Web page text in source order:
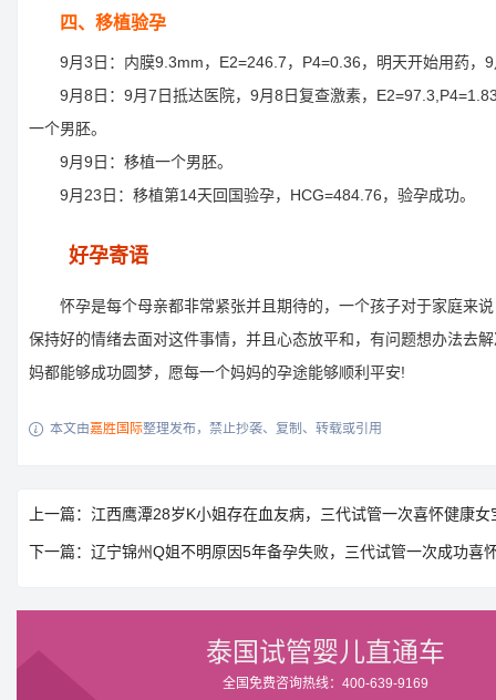
四、移植验孕
9月3日：内膜9.3mm，E2=246.7，P4=0.36，明天开始用药，9
9月8日：9月7日抵达医院，9月8日复查激素，
一个男胚。
9月9日：移植一个男胚。
9月23日：移植第14天回国验孕，HCG=484.76，验孕成功。
好孕寄语
怀孕是每个母亲都非常紧张并且期待的，一个孩子对于家庭来说
保持好的情绪去面对这件事情，并且心态放平和，有问题想办法去
妈都能够成功圆梦，愿每一个妈妈的孕途能够顺利平安!
 本文由嘉胜国际整理发布，禁止抄袭、复制、转载或引用
上一篇：江西鹰潭28岁K小姐存在血友病，三代试管一次喜怀健康女
下一篇：辽宁锦州Q姐不明原因5年备孕失败，三代试管一次成功喜
泰国试管婴儿直通车
全国免费咨询热线：400-639-9169